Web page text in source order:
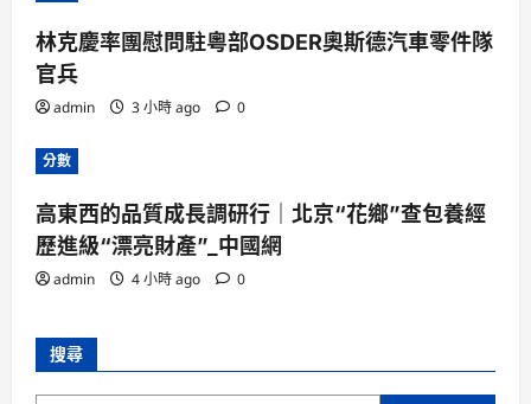
林克慶率團慰問駐粵部OSDER奧斯德汽車零件隊
官兵
admin 3 小時 ago 0
分數
高東西的品質成長調研行｜北京“花鄉”查包養經
歷進級“漂亮財產”_中國網
admin 4 小時 ago 0
搜尋